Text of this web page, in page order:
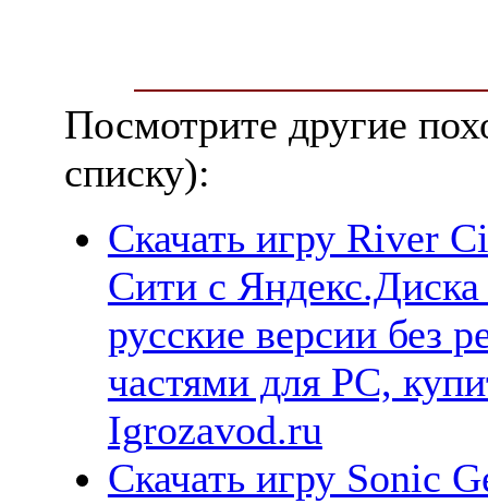
Посмотрите другие
списку):
Скачать игру River
Сити с
русские версии без
частями для PC,
Igrozavod.ru
Скачать игру Sonic